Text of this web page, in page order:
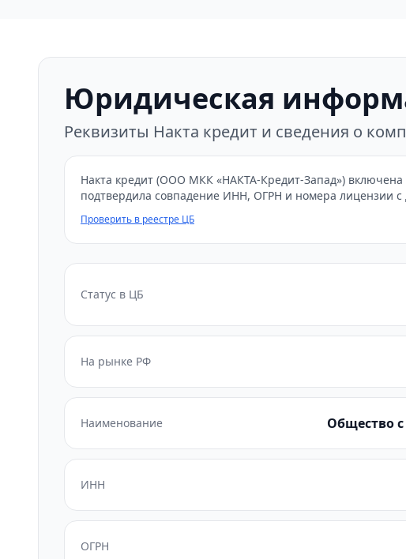
Юридическая
Реквизиты Накта кредит и сведения о
Накта кредит (ООО МКК «НАКТА-Кредит-Запад») включена
подтвердила совпадение ИНН, ОГРН и номера лицензии с
Проверить в реестре ЦБ
Статус в ЦБ
На рынке РФ
Наименование Общество
ИНН
ОГРН